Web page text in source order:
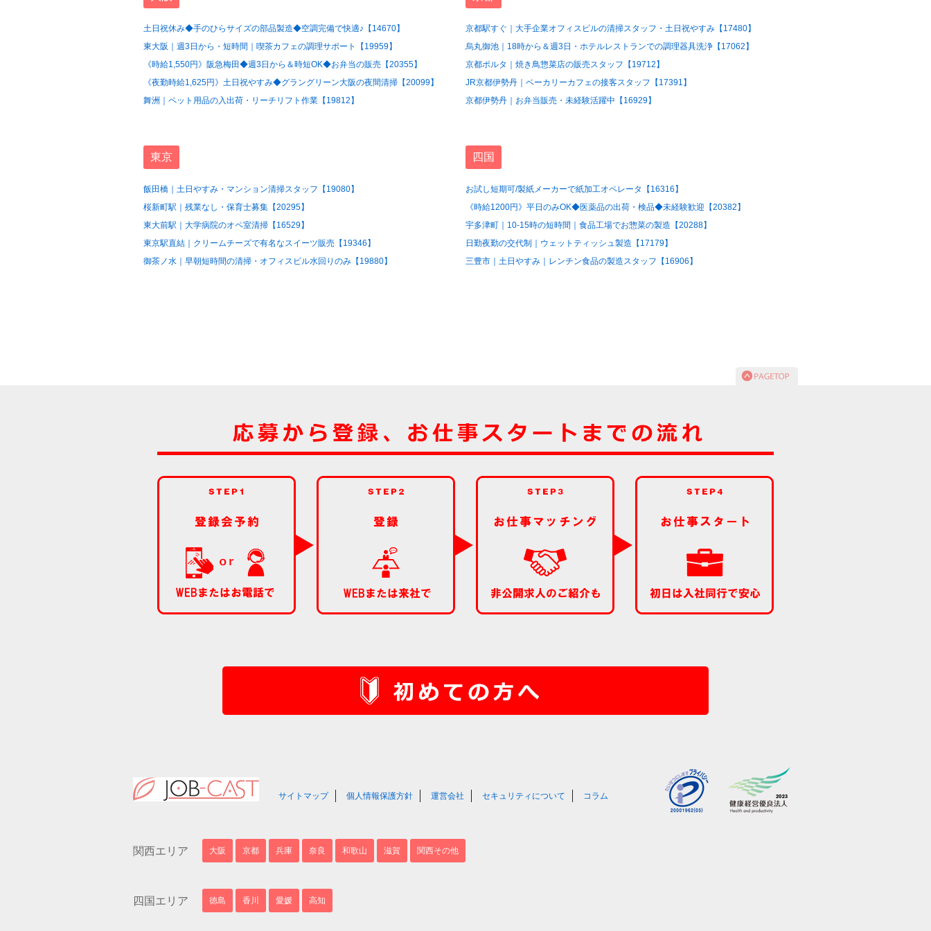
土日祝休み◆手のひらサイズの部品製造◆空調完備で快適♪【14670】
東大阪｜週3日から・短時間｜喫茶カフェの調理サポート【19959】
《時給1,550円》阪急梅田◆週3日から＆時短OK◆お弁当の販売【20355】
《夜勤時給1,625円》土日祝やすみ◆グラングリーン大阪の夜間清掃【20099】
舞洲｜ペット用品の入出荷・リーチリフト作業【19812】
京都駅すぐ｜大手企業オフィスビルの清掃スタッフ・土日祝やすみ【17480】
烏丸御池｜18時から＆週3日・ホテルレストランでの調理器具洗浄【17062】
京都ポルタ｜焼き鳥惣菜店の販売スタッフ【19712】
JR京都伊勢丹｜ベーカリーカフェの接客スタッフ【17391】
京都伊勢丹｜お弁当販売・未経験活躍中【16929】
東京
飯田橋｜土日やすみ・マンション清掃スタッフ【19080】
桜新町駅｜残業なし・保育士募集【20295】
東大前駅｜大学病院のオペ室清掃【16529】
東京駅直結｜クリームチーズで有名なスイーツ販売【19346】
御茶ノ水｜早朝短時間の清掃・オフィスビル水回りのみ【19880】
四国
お試し短期可/製紙メーカーで紙加工オペレータ【16316】
《時給1200円》平日のみOK◆医薬品の出荷・検品◆未経験歓迎【20382】
宇多津町｜10-15時の短時間｜食品工場でお惣菜の製造【20288】
日勤夜勤の交代制｜ウェットティッシュ製造【17179】
三豊市｜土日やすみ｜レンチン食品の製造スタッフ【16906】
サイトマップ 個人情報保護方針 運営会社 セキュリティについて コラム
関西エリア 大阪 京都 兵庫 奈良 和歌山 滋賀 関西その他
四国エリア 徳島 香川 愛媛 高知